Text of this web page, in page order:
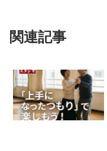
関連記事